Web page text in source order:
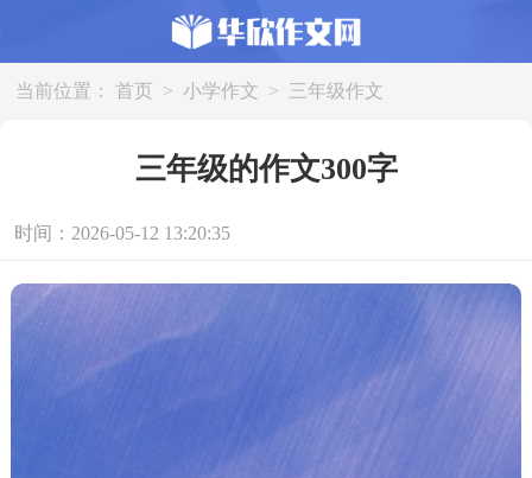
当前位置： 首页 > 小学作文 > 三年级作文
三年级的作文300字
时间：2026-05-12 13:20:35